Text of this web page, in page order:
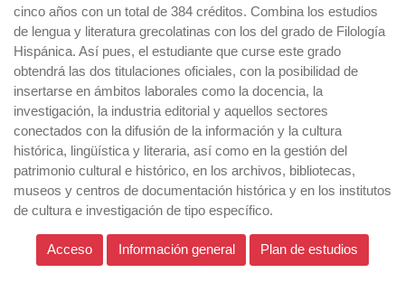
cinco años con un total de 384 créditos. Combina los estudios
de lengua y literatura grecolatinas con los del grado de Filología
Hispánica. Así pues, el estudiante que curse este grado
obtendrá las dos titulaciones oficiales, con la posibilidad de
insertarse en ámbitos laborales como la docencia, la
investigación, la industria editorial y aquellos sectores
conectados con la difusión de la información y la cultura
histórica, lingüística y literaria, así como en la gestión del
patrimonio cultural e histórico, en los archivos, bibliotecas,
museos y centros de documentación histórica y en los institutos
de cultura e investigación de tipo específico.
Acceso Información general Plan de estudios